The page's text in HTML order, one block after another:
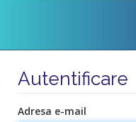
Autentificare
Adresa e-mail